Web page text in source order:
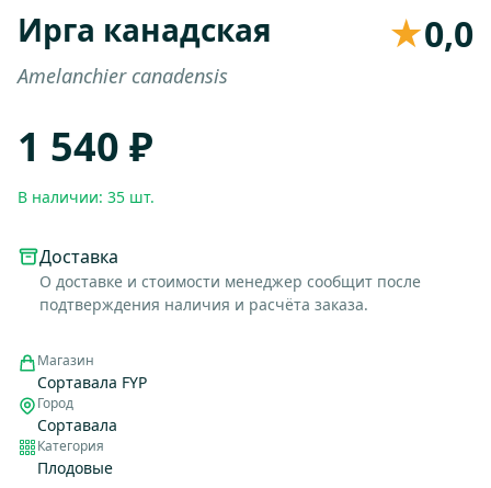
Ирга канадская ★0,0
Amelanchier canadensis
1 540 ₽
В наличии: 35 шт.
Доставка
О доставке и стоимости менеджер сообщит после
подтверждения наличия и расчёта заказа.
Магазин
Сортавала FYP
Город
Сортавала
Категория
Плодовые